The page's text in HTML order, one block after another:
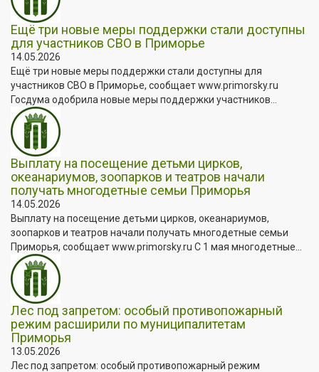
Ещё три новые меры поддержки стали доступны
для участников СВО в Приморье
14.05.2026
Ещё три новые меры поддержки стали доступны для
участников СВО в Приморье, сообщает www.primorsky.ru
Госдума одобрила новые меры поддержки участников...
Выплату на посещение детьми цирков,
океанариумов, зоопарков и театров начали
получать многодетные семьи Приморья
14.05.2026
Выплату на посещение детьми цирков, океанариумов,
зоопарков и театров начали получать многодетные семьи
Приморья, сообщает www.primorsky.ru С 1 мая многодетные...
Лес под запретом: особый противопожарный
режим расширили по муниципалитетам
Приморья
13.05.2026
Лес под запретом: особый противопожарный режим